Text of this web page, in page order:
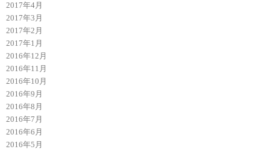
2017年4月
2017年3月
2017年2月
2017年1月
2016年12月
2016年11月
2016年10月
2016年9月
2016年8月
2016年7月
2016年6月
2016年5月